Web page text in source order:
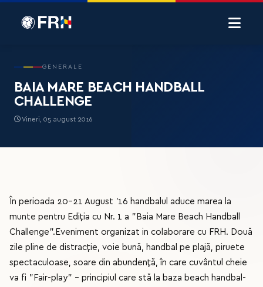
GENERALE
BAIA MARE BEACH HANDBALL
CHALLENGE
Vineri, 05 august 2016
În perioada 20-21 August '16 handbalul aduce marea la
munte pentru Ediția cu Nr. 1 a "Baia Mare Beach Handball
Challenge".Eveniment organizat in colaborare cu FRH. Două
zile pline de distracție, voie bună, handbal pe plajă, piruete
spectaculoase, soare din abundență, în care cuvântul cheie
va fi "Fair-play" - principiul care stă la baza beach handbal-